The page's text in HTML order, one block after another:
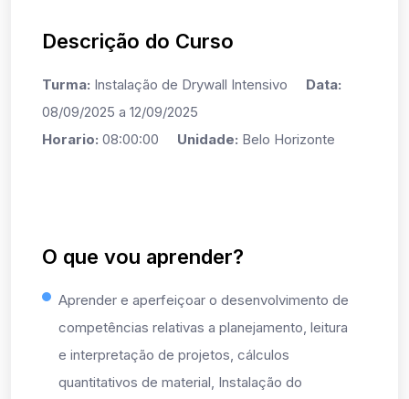
Descrição do Curso
Turma: Instalação de Drywall Intensivo Data:
08/09/2025 a 12/09/2025
Horario: 08:00:00 Unidade: Belo Horizonte
O que vou aprender?
Aprender e aperfeiçoar o desenvolvimento de
competências relativas a planejamento, leitura
e interpretação de projetos, cálculos
quantitativos de material, Instalação do